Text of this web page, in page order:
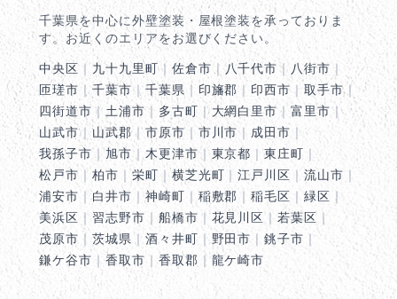
千葉県を中心に外壁塗装・屋根塗装を承っておりま
す。お近くのエリアをお選びください。
中央区 ｜ 九十九里町｜ 佐倉市 ｜ 八千代市 ｜ 八街市 ｜
匝瑳市 ｜千葉市｜ 千葉県 ｜ 印旛郡 ｜ 印西市 ｜取手市｜
四街道市 ｜ 土浦市 ｜ 多古町 ｜ 大網白里市 ｜富里市 ｜
山武市｜ 山武郡｜市原市｜ 市川市 ｜ 成田市 ｜
我孫子市｜旭市｜ 木更津市 ｜ 東京都 ｜東庄町 ｜
松戸市 ｜ 柏市 ｜栄町 ｜横芝光町 ｜江戸川区 ｜流山市 ｜
浦安市 ｜白井市 ｜ 神崎町 ｜ 稲敷郡 ｜稲毛区 ｜緑区 ｜
美浜区 ｜ 習志野市 ｜ 船橋市 ｜ 花見川区 ｜若葉区 ｜
茂原市 ｜ 茨城県 ｜ 酒々井町 ｜ 野田市 ｜銚子市 ｜
鎌ケ谷市 ｜ 香取市 ｜ 香取郡 ｜ 龍ケ崎市